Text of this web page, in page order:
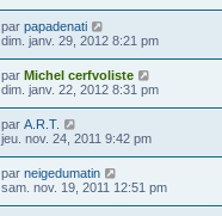
par papadenati
dim. janv. 29, 2012 8:21 pm
par Michel cerfvoliste
dim. janv. 22, 2012 8:31 pm
par A.R.T.
jeu. nov. 24, 2011 9:42 pm
par neigedumatin
sam. nov. 19, 2011 12:51 pm